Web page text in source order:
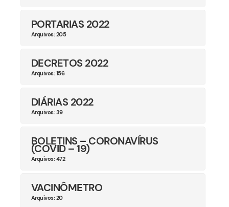
PORTARIAS 2022
Arquivos: 205
DECRETOS 2022
Arquivos: 156
DIÁRIAS 2022
Arquivos: 39
BOLETINS – CORONAVÍRUS
(COVID – 19)
Arquivos: 472
VACINÔMETRO
Arquivos: 20